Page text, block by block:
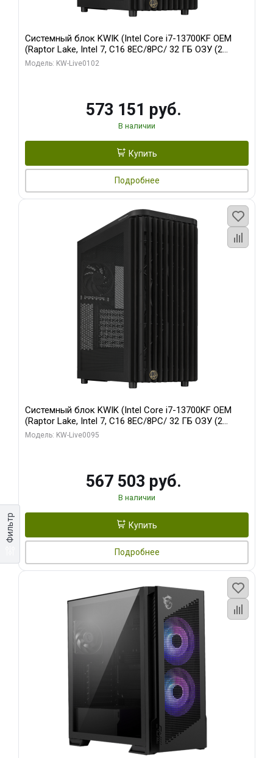
Фильтр
Системный блок KWIK (Intel Core i7-13700KF OEM
(Raptor Lake, Intel 7, C16 8EC/8PC/ 32 ГБ ОЗУ (2
модуля)/ Afox RTX4090 24GB GDDR6X 384-Bit 3xDP
Модель: KW-Live0102
573 151 руб.
В наличии
Купить
Подробнее
Системный блок KWIK (Intel Core i7-13700KF OEM
(Raptor Lake, Intel 7, C16 8EC/8PC/ 32 ГБ ОЗУ (2
модуля)/ Afox RTX4090 24GB GDDR6X 384-Bit 3xDP
Модель: KW-Live0095
567 503 руб.
В наличии
Купить
Подробнее